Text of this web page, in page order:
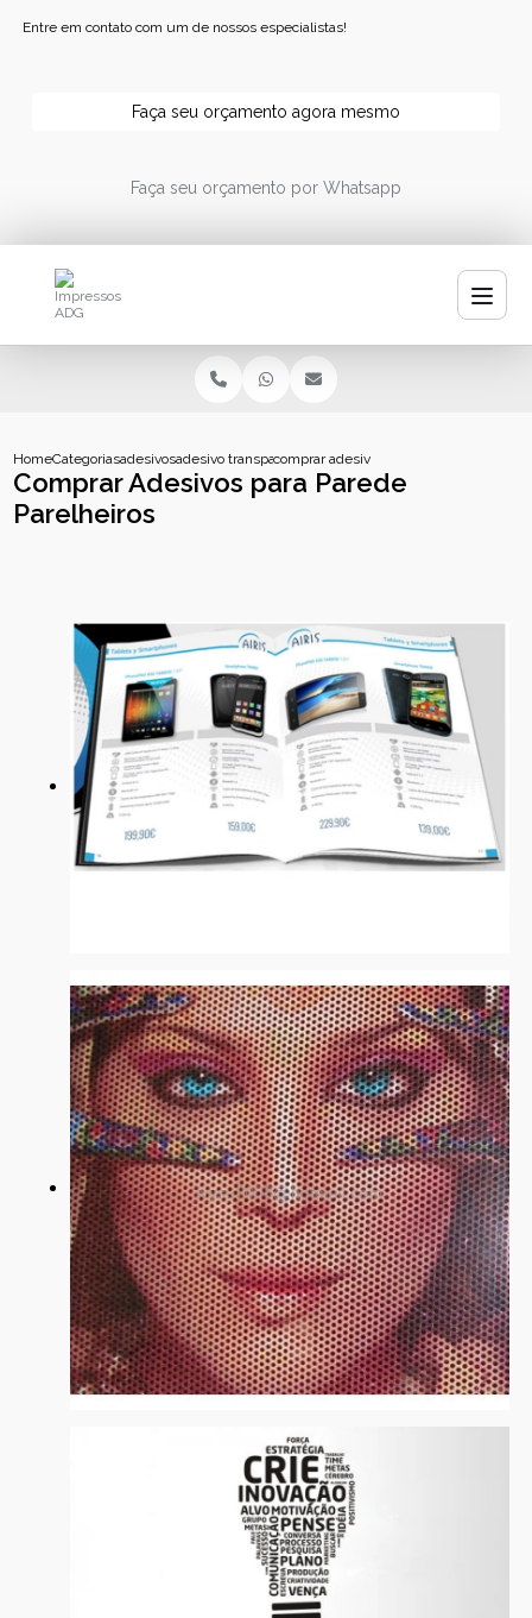
Entre em contato com um de nossos especialistas!
Faça seu orçamento agora mesmo
Faça seu orçamento por Whatsapp
HomeCategoriasadesivosadesivo transparente personalizado
comprar adesivos para parede
Comprar Adesivos para Parede
Parelheiros